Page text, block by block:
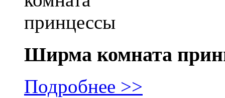
Ширма комната
Подробнее >>